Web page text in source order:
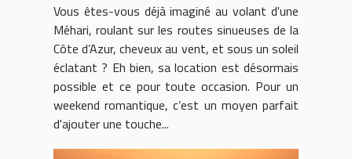
Côte d’Azur !
Vous êtes-vous déjà imaginé au volant d'une
Méhari, roulant sur les routes sinueuses de la
Côte d’Azur, cheveux au vent, et sous un soleil
éclatant ? Eh bien, sa location est désormais
possible et ce pour toute occasion. Pour un
weekend romantique, c’est un moyen parfait
d'ajouter une touche...